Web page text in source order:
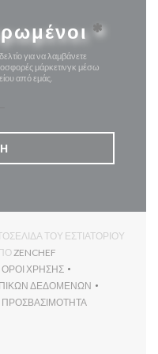
*
για να λαμβάνετε
μάρκετινγκ μέσω
από εμάς.
ΤΟΥ ΕΣΤΙΑΤΟΡΊΟΥ
ZENCHEF((ΑΝΟΊΓΕΙ ΣΕ ΝΈΟ
ΝΈΟ ΠΑΡΆΘΥΡΟ))
ΌΡΟΙ ΧΡΉΣΗΣ
((ΑΝΟΊΓΕΙ ΣΕ ΝΈΟ
ΔΕΔΟΜΈΝΩΝ
ΣΕ ΝΈΟ ΠΑΡΆΘΥΡΟ))
ΝΈΟ ΠΑΡΆΘΥΡΟ))
ΠΡΟΣΒΑΣΙΜΌΤΗΤΑ
((ΑΝΟΊΓΕΙ ΣΕ ΝΈΟ